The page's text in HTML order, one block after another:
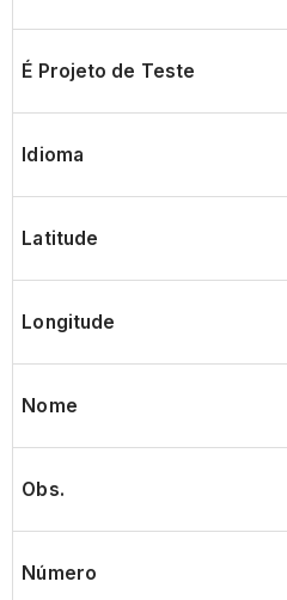
É Projeto de Teste
Idioma
Latitude
Longitude
Nome
Obs.
Número